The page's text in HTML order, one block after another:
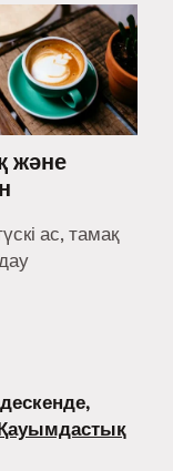
және
ас, тамақ